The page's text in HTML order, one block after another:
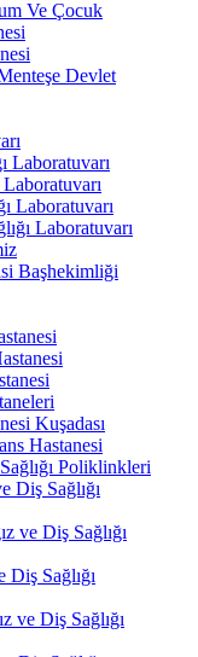
Ve Çocuk
Devlet
Laboratuvarı
Laboratuvarı
Laboratuvarı
Başhekimliği
Kuşadası
Hastanesi
Poliklinkleri
Diş Sağlığı
ve Diş Sağlığı
Sağlığı
ve Diş Sağlığı